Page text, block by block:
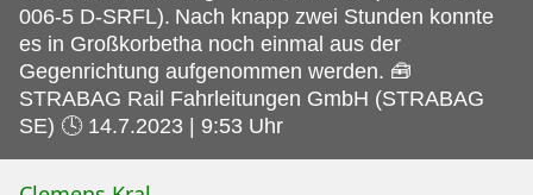
006-5 D-SRFL). Nach knapp zwei Stunden konnte
es in Großkorbetha noch einmal aus der
Gegenrichtung aufgenommen werden. 🧰
STRABAG Rail Fahrleitungen GmbH (STRABAG
SE) 🕓 14.7.2023 | 9:53 Uhr